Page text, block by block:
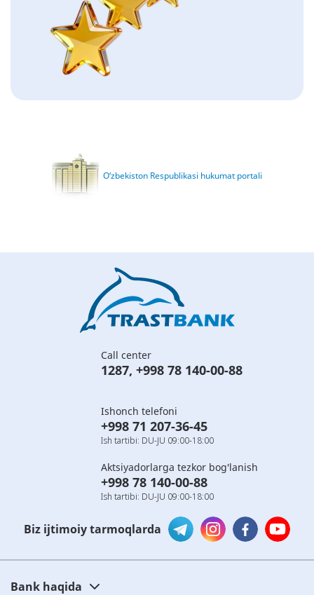
O‘zbekiston Respublikasi hukumat portali
Call center
1287, +998 78 140-00-88
Ishonch telefoni
+998 71 207-36-45
Ish tartibi: DU-JU 09:00-18:00
Aktsiyadorlarga tezkor bog'lanish
+998 78 140-00-88
Ish tartibi: DU-JU 09:00-18:00
Biz ijtimoiy tarmoqlarda
Bank haqida